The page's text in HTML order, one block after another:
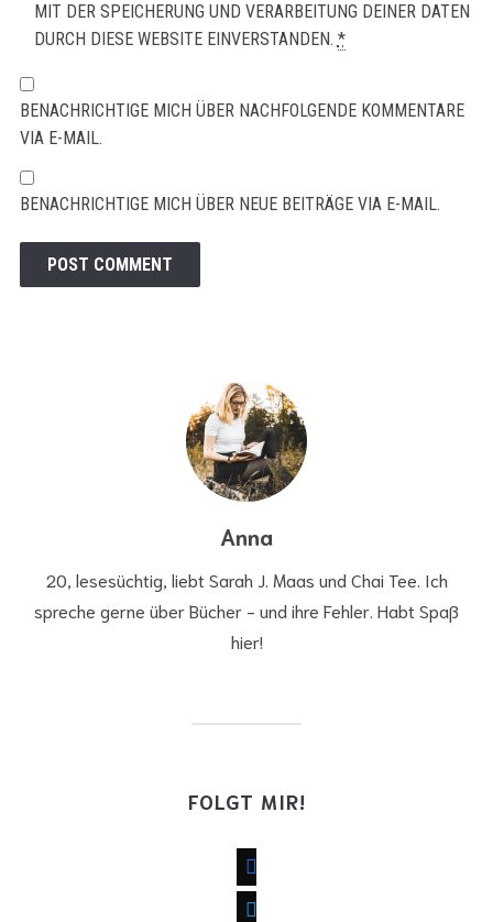
MIT DER SPEICHERUNG UND VERARBEITUNG DEINER DATEN
DURCH DIESE WEBSITE EINVERSTANDEN. *
BENACHRICHTIGE MICH ÜBER NACHFOLGENDE KOMMENTARE
VIA E-MAIL.
BENACHRICHTIGE MICH ÜBER NEUE BEITRÄGE VIA E-MAIL.
Anna
20, lesesüchtig, liebt Sarah J. Maas und Chai Tee. Ich
spreche gerne über Bücher - und ihre Fehler. Habt Spaß
hier!
FOLGT MIR!
facebook
twitter